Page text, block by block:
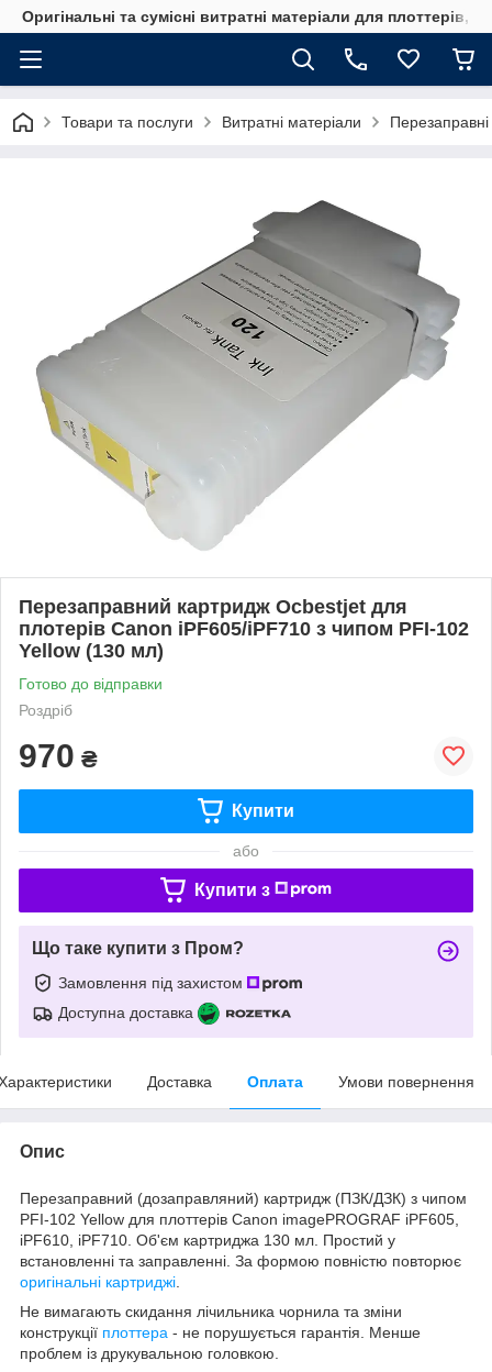
Оригінальні та сумісні витратні матеріали для плоттерів,
Товари та послуги Витратні матеріали
Перезаправний картридж Ocbestjet для
плотерів Canon iPF605/iPF710 з чипом PFI-102
Yellow (130 мл)
Готово до відправки
Роздріб
970 ₴
Купити
або
Купити з
Що таке купити з Пром?
Замовлення під захистом
Доступна доставка
Доставка Оплата Умови повернення
Опис
Перезаправний (дозаправляний) картридж (ПЗК/ДЗК) з чипом
PFI-102 Yellow для плоттерів Canon imagePROGRAF iPF605,
iPF610, iPF710 . Об'єм картриджа 130 мл. Простий у
встановленні та заправленні. За формою повністю повторює
оригінальні картриджі
Не вимагають скидання лічильника чорнила та зміни
конструкції плоттера - не порушується гарантія. Менше
проблем із друкувальною головкою.